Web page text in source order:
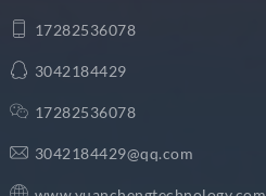
17282536078
3042184429
17282536078
3042184429@qq.com